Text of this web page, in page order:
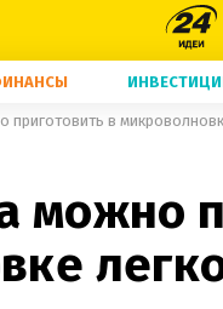
приготовить в
можно